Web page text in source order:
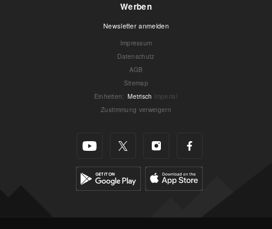
Werben
Newsletter anmelden
Impressum
Datenschutz
AGB
Sitemap
Einheiten: Metrisch Imperial
Zustimmung verweigern